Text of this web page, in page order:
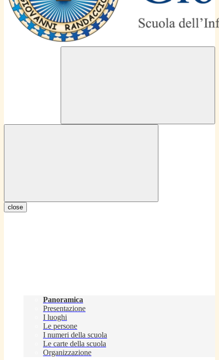
close
Panoramica
Presentazione
I luoghi
Le persone
I numeri della scuola
Le carte della scuola
Organizzazione